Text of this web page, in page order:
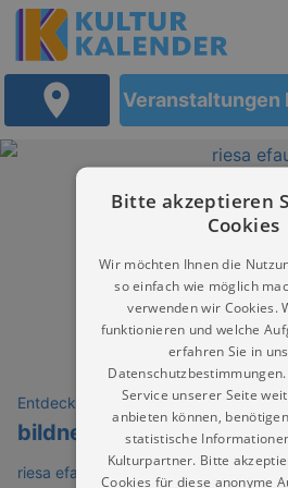
Veranstaltungen
Entdeckungen
bildnerisches Arbeiten
riesa efau. Kultur Forum Dresden
Bitte akzeptieren
Cookies
Wir möchten Ihnen die
so einfach wie möglich
verwenden wir Cookies.
funktionieren und welche
erfahren Sie in
Service unserer Seite
anbieten können,
statistische
Kulturpartner. Bitte
Cookies für diese anonyme